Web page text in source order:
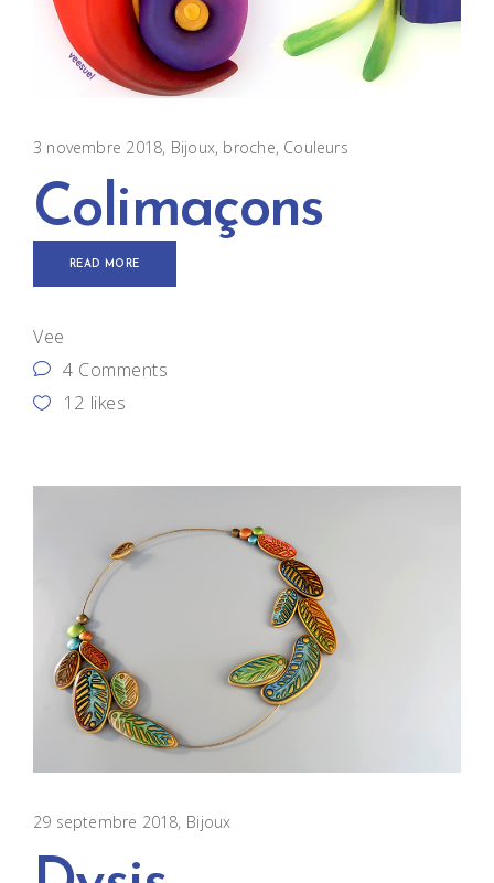
3 novembre 2018 Bijoux broche, Couleurs
Colimaçons
READ MORE
Vee
4 Comments
12 likes
29 septembre 2018 Bijoux